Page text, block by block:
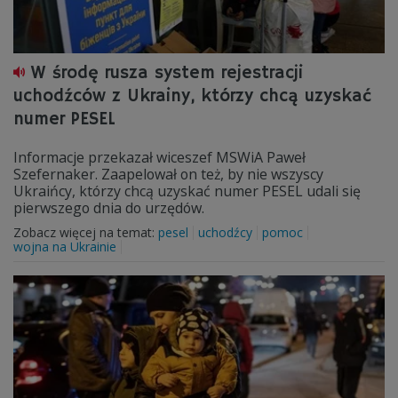
W środę rusza system rejestracji
uchodźców z Ukrainy, którzy chcą uzyskać
numer PESEL
Informacje przekazał wiceszef MSWiA Paweł
Szefernaker. Zaapelował on też, by nie wszyscy
Ukraińcy, którzy chcą uzyskać numer PESEL udali się
pierwszego dnia do urzędów.
Zobacz więcej na temat: pesel uchodźcy
pomoc
wojna na Ukrainie